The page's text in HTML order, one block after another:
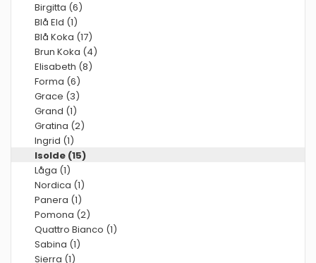
Birgitta (6)
Blå Eld (1)
Blå Koka (17)
Brun Koka (4)
Elisabeth (8)
Forma (6)
Grace (3)
Grand (1)
Gratina (2)
Ingrid (1)
Isolde (15)
Låga (1)
Nordica (1)
Panera (1)
Pomona (2)
Quattro Bianco (1)
Sabina (1)
Sierra (1)